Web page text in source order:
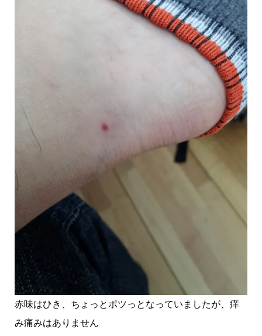
赤味はひき、ちょっとポツっとなっていましたが、痒
み痛みはありません